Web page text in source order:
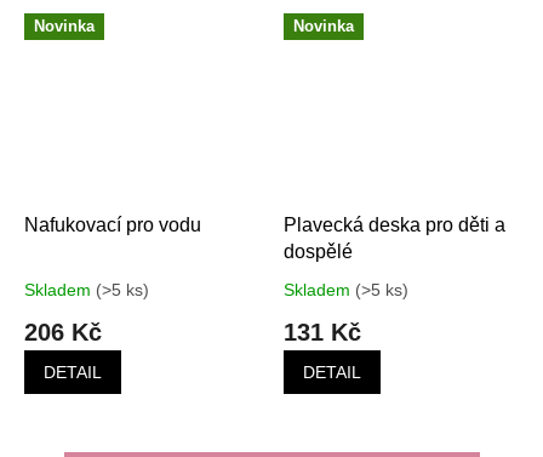
Novinka
Nafukovací pro vodu
Skladem (>5 ks)
206 Kč
DETAIL
Novinka
Plavecká deska pro děti a
dospělé
Skladem (>5 ks)
131 Kč
DETAIL